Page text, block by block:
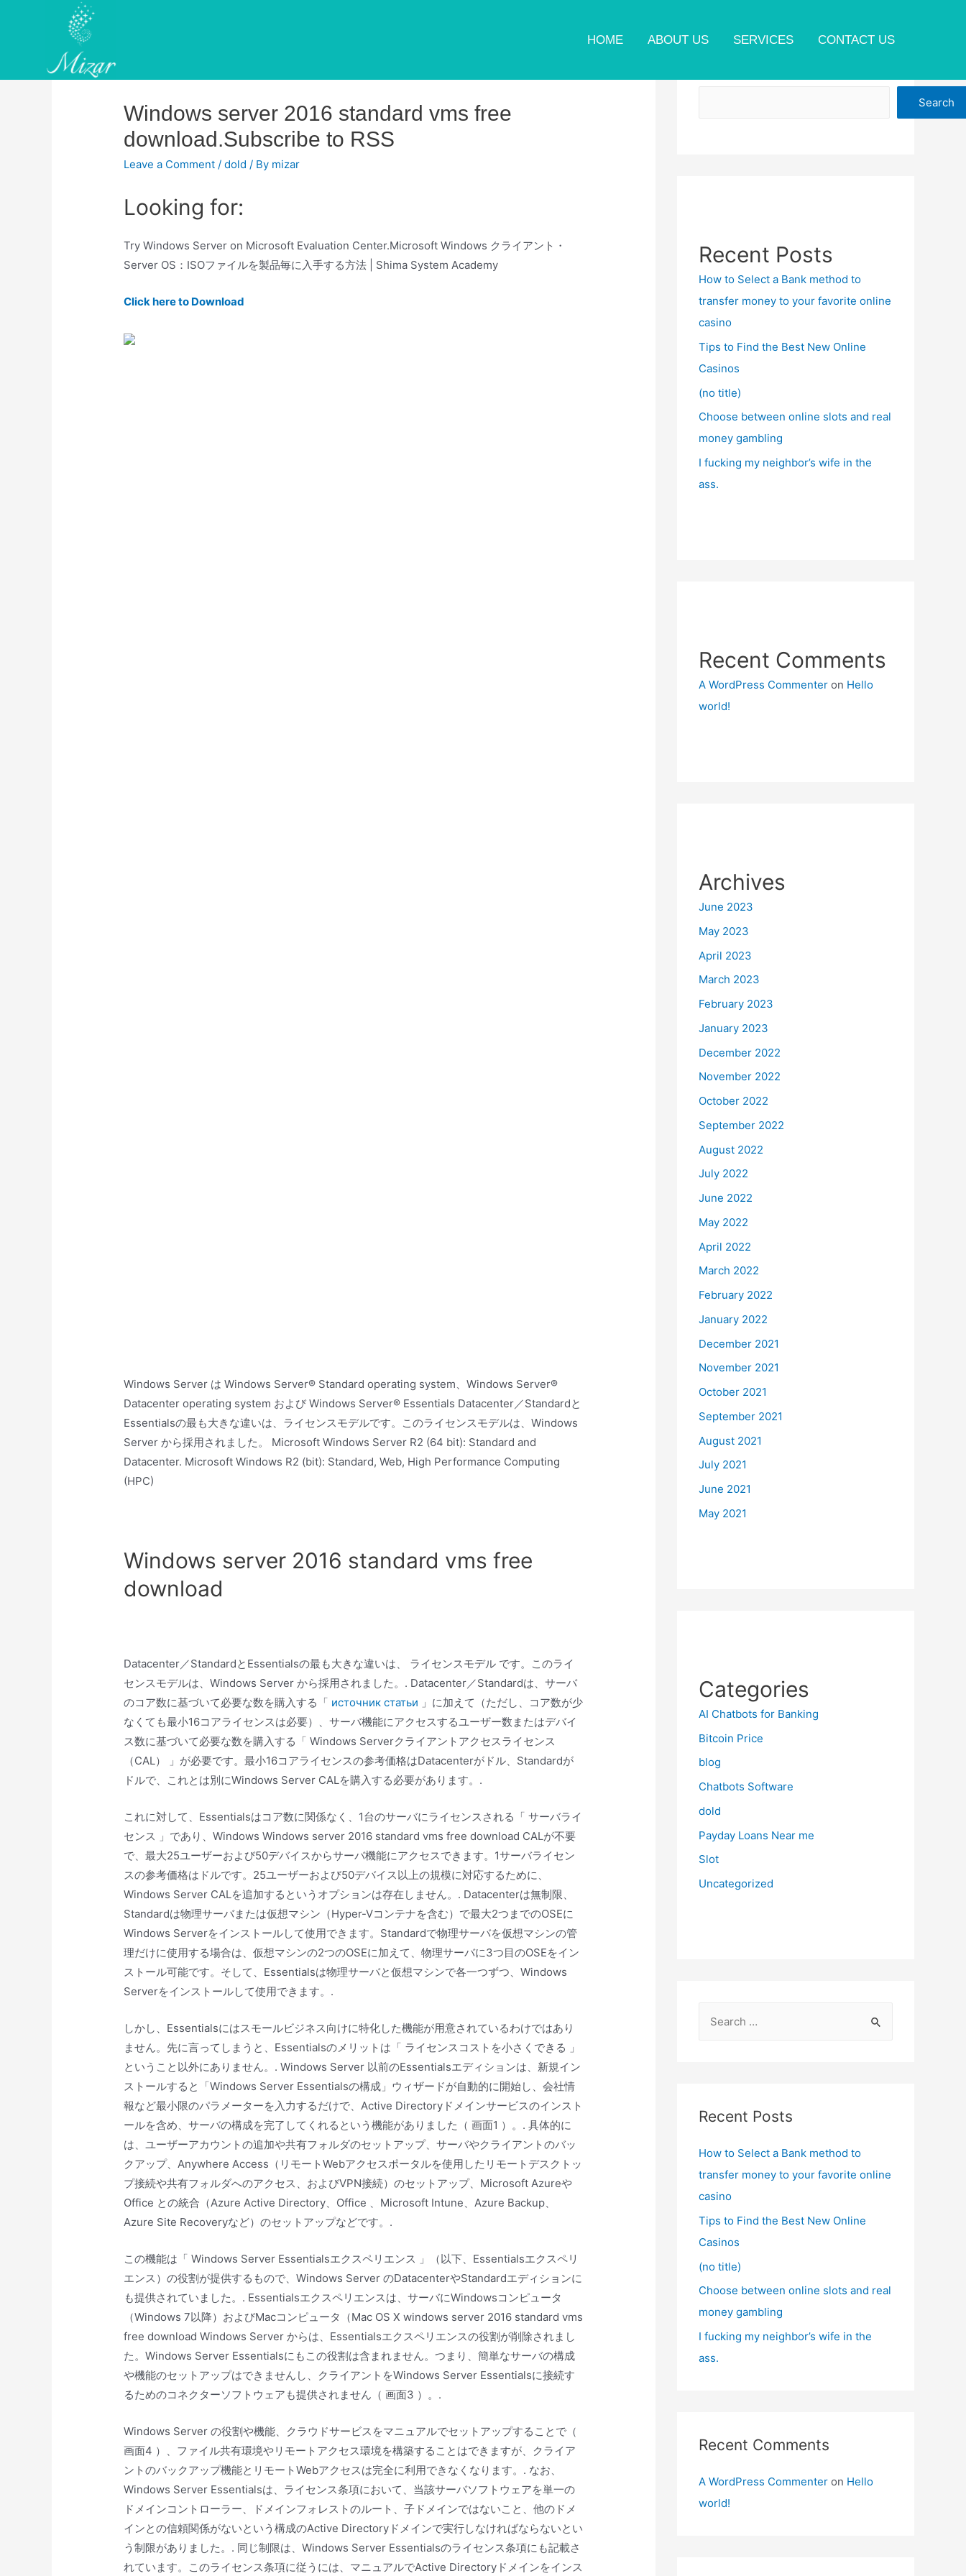
HOME ABOUT US SERVICES CONTACT US
Windows server 2016 standard vms free
download.Subscribe to RSS
Leave a Comment /dold / By mizar
Looking for:
Try Windows Server on Microsoft Evaluation Center.Microsoft Windows クライアント・
Server OS：ISOファイルを製品毎に入手する方法 | Shima System Academy
Click here to Download
Windows Server は Windows Server® Standard operating system、Windows Server®
Datacenter operating system および Windows Server® Essentials Datacenter／Standardと
Essentialsの最も大きな違いは、ライセンスモデルです。このライセンスモデルは、Windows
Server から採用されました。 Microsoft Windows Server R2 (64 bit): Standard and
Datacenter. Microsoft Windows R2 (bit): Standard, Web, High Performance Computing
(HPC)
Windows server 2016 standard vms free
download
Datacenter／StandardとEssentialsの最も大きな違いは、 ライセンスモデル です。このライ
センスモデルは、Windows Server から採用されました。. Datacenter／Standardは、サーバ
のコア数に基づいて必要な数を購入する「 источник статьи 」に加えて（ただし、コア数が少
なくても最小16コアライセンスは必要）、サーバ機能にアクセスするユーザー数またはデバイ
ス数に基づいて必要な数を購入する「 Windows Serverクライアントアクセスライセンス
（CAL） 」が必要です。最小16コアライセンスの参考価格はDatacenterがドル、Standardが
ドルで、これとは別にWindows Server CALを購入する必要があります。.
これに対して、Essentialsはコア数に関係なく、1台のサーバにライセンスされる「 サーバライ
センス 」であり、Windows Windows server 2016 standard vms free download CALが不要
で、最大25ユーザーおよび50デバイスからサーバ機能にアクセスできます。1サーバライセン
スの参考価格はドルです。25ユーザーおよび50デバイス以上の規模に対応するために、
Windows Server CALを追加するというオプションは存在しません。. Datacenterは無制限、
Standardは物理サーバまたは仮想マシン（Hyper-Vコンテナを含む）で最大2つまでのOSEに
Windows Serverをインストールして使用できます。Standardで物理サーバを仮想マシンの管
理だけに使用する場合は、仮想マシンの2つのOSEに加えて、物理サーバに3つ目のOSEをイン
ストール可能です。そして、Essentialsは物理サーバと仮想マシンで各一つずつ、Windows
Serverをインストールして使用できます。.
しかし、Essentialsにはスモールビジネス向けに特化した機能が用意されているわけではあり
ません。先に言ってしまうと、Essentialsのメリットは「 ライセンスコストを小さくできる 」
ということ以外にありません。. Windows Server 以前のEssentialsエディションは、新規イン
ストールすると「Windows Server Essentialsの構成」ウィザードが自動的に開始し、会社情
報など最小限のパラメーターを入力するだけで、Active Directoryドメインサービスのインスト
ールを含め、サーバの構成を完了してくれるという機能がありました（ 画面1 ）。. 具体的に
は、ユーザーアカウントの追加や共有フォルダのセットアップ、サーバやクライアントのバッ
クアップ、Anywhere Access（リモートWebアクセスポータルを使用したリモートデスクトッ
プ接続や共有フォルダへのアクセス、およびVPN接続）のセットアップ、Microsoft Azureや
Office との統合（Azure Active Directory、Office 、Microsoft Intune、Azure Backup、
Azure Site Recoveryなど）のセットアップなどです。.
この機能は「 Windows Server Essentialsエクスペリエンス 」（以下、Essentialsエクスペリ
エンス）の役割が提供するもので、Windows Server のDatacenterやStandardエディションに
も提供されていました。. Essentialsエクスペリエンスは、サーバにWindowsコンピュータ
（Windows 7以降）およびMacコンピュータ（Mac OS X windows server 2016 standard vms
free download Windows Server からは、Essentialsエクスペリエンスの役割が削除されまし
た。Windows Server Essentialsにもこの役割は含まれません。つまり、簡単なサーバの構成
や機能のセットアップはできませんし、クライアントをWindows Server Essentialsに接続す
るためのコネクターソフトウェアも提供されません（ 画面3 ）。.
Windows Server の役割や機能、クラウドサービスをマニュアルでセットアップすることで（
画面4 ）、ファイル共有環境やリモートアクセス環境を構築することはできますが、クライア
ントのバックアップ機能とリモートWebアクセスは完全に利用できなくなります。. なお、
Windows Server Essentialsは、ライセンス条項において、当該サーバソフトウェアを単一の
ドメインコントローラー、ドメインフォレストのルート、子ドメインではないこと、他のドメ
インとの信頼関係がないという構成のActive Directoryドメインで実行しなければならないとい
う制限がありました。. 同じ制限は、Windows Server Essentialsのライセンス条項にも記載さ
れています。このライセンス条項に従うには、マニュアルでActive Directoryドメインをインス
Search
Recent Posts
How to Select a Bank method to
transfer money to your favorite online
casino
Tips to Find the Best New Online
Casinos
(no title)
Choose between online slots and real
money gambling
I fucking my neighbor’s wife in the
ass.
Recent Comments
A WordPress Commenter on Hello
world!
Archives
June 2023
May 2023
April 2023
March 2023
February 2023
January 2023
December 2022
November 2022
October 2022
September 2022
August 2022
July 2022
June 2022
May 2022
April 2022
March 2022
February 2022
January 2022
December 2021
November 2021
October 2021
September 2021
August 2021
July 2021
June 2021
May 2021
Categories
AI Chatbots for Banking
Bitcoin Price
blog
Chatbots Software
dold
Payday Loans Near me
Slot
Uncategorized
h
Recent Posts
How to Select a Bank method to
transfer money to your favorite online
casino
Tips to Find the Best New Online
Casinos
(no title)
Choose between online slots and real
money gambling
I fucking my neighbor’s wife in the
ass.
Recent Comments
A WordPress Commenter on Hello
world!